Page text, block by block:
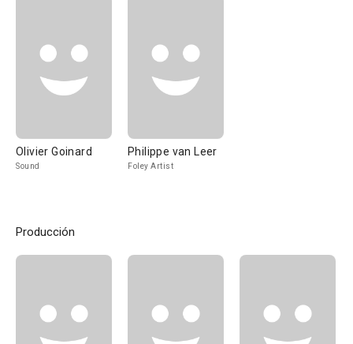
Olivier Goinard
Sound
Philippe van Leer
Foley Artist
Producción